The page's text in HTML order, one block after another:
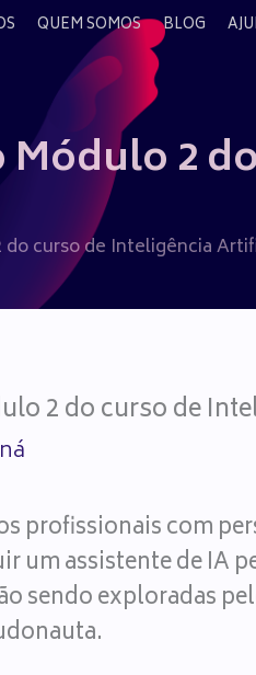
QUEM SOMOS BLOG
Módulo 2
curso de Inteligência
2 do curso de
profissionais com
um assistente de IA
sendo exploradas